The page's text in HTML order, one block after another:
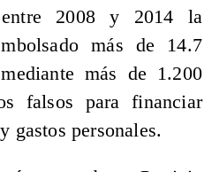
2008 y 2014 la
más de 14.7
más de 1.200
falsos para financiar
gastos personales.